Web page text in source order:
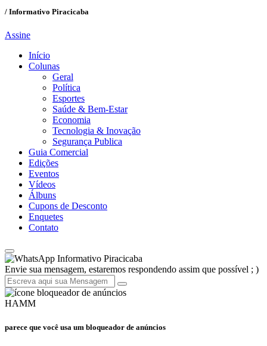
/ Informativo Piracicaba
Assine
Início
Colunas
Geral
Política
Esportes
Saúde & Bem-Estar
Economia
Tecnologia & Inovação
Segurança Publica
Guia Comercial
Edições
Eventos
Vídeos
Álbuns
Cupons de Desconto
Enquetes
Contato
Informativo Piracicaba
Envie sua mensagem, estaremos respondendo assim que possível ; )
HAMM
parece que você usa um bloqueador de anúncios